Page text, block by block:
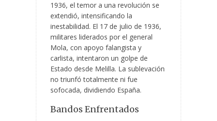
1936, el temor a una revolución se
extendió, intensificando la
inestabilidad. El 17 de julio de 1936,
militares liderados por el general
Mola, con apoyo falangista y
carlista, intentaron un golpe de
Estado desde Melilla. La sublevación
no triunfó totalmente ni fue
sofocada, dividiendo España.
Bandos Enfrentados